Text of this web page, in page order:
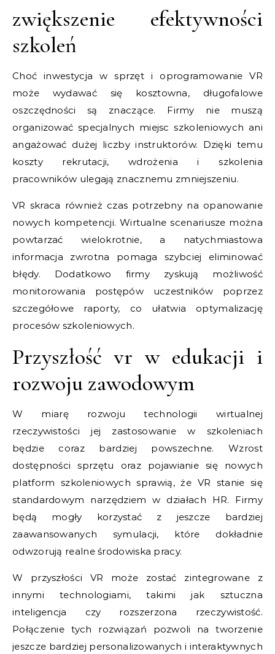
zwiększenie efektywności
szkoleń
Choć inwestycja w sprzęt i oprogramowanie VR
może wydawać się kosztowna, długofalowe
oszczędności są znaczące. Firmy nie muszą
organizować specjalnych miejsc szkoleniowych ani
angażować dużej liczby instruktorów. Dzięki temu
koszty rekrutacji, wdrożenia i szkolenia
pracowników ulegają znacznemu zmniejszeniu.
VR skraca również czas potrzebny na opanowanie
nowych kompetencji. Wirtualne scenariusze można
powtarzać wielokrotnie, a natychmiastowa
informacja zwrotna pomaga szybciej eliminować
błędy. Dodatkowo firmy zyskują możliwość
monitorowania postępów uczestników poprzez
szczegółowe raporty, co ułatwia optymalizację
procesów szkoleniowych.
Przyszłość vr w edukacji i
rozwoju zawodowym
W miarę rozwoju technologii wirtualnej
rzeczywistości jej zastosowanie w szkoleniach
będzie coraz bardziej powszechne. Wzrost
dostępności sprzętu oraz pojawianie się nowych
platform szkoleniowych sprawią, że VR stanie się
standardowym narzędziem w działach HR. Firmy
będą mogły korzystać z jeszcze bardziej
zaawansowanych symulacji, które dokładnie
odwzorują realne środowiska pracy.
W przyszłości VR może zostać zintegrowane z
innymi technologiami, takimi jak sztuczna
inteligencja czy rozszerzona rzeczywistość.
Połączenie tych rozwiązań pozwoli na tworzenie
jeszcze bardziej personalizowanych i interaktywnych